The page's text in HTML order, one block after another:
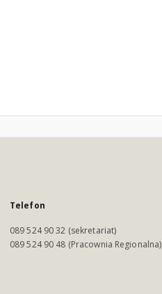
Telefon
089 524 90 32 (sekretariat)
089 524 90 48 (Pracownia Regionalna)